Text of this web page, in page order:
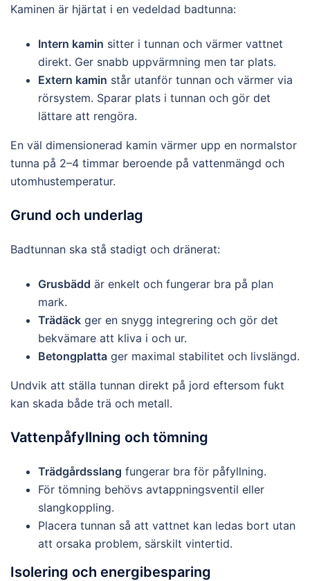
Kaminen är hjärtat i en vedeldad badtunna:
Intern kamin sitter i tunnan och värmer vattnet
direkt. Ger snabb uppvärmning men tar plats.
Extern kamin står utanför tunnan och värmer via
rörsystem. Sparar plats i tunnan och gör det
lättare att rengöra.
En väl dimensionerad kamin värmer upp en normalstor
tunna på 2–4 timmar beroende på vattenmängd och
utomhustemperatur.
Grund och underlag
Badtunnan ska stå stadigt och dränerat:
Grusbädd är enkelt och fungerar bra på plan
mark.
Trädäck ger en snygg integrering och gör det
bekvämare att kliva i och ur.
Betongplatta ger maximal stabilitet och livslängd.
Undvik att ställa tunnan direkt på jord eftersom fukt
kan skada både trä och metall.
Vattenpåfyllning och tömning
Trädgårdsslang fungerar bra för påfyllning.
För tömning behövs avtappningsventil eller
slangkoppling.
Placera tunnan så att vattnet kan ledas bort utan
att orsaka problem, särskilt vintertid.
Isolering och energibesparing